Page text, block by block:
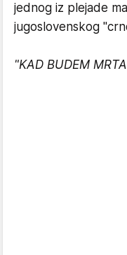
jednog iz plejade
jugoslovenskog
"KAD BUDEM